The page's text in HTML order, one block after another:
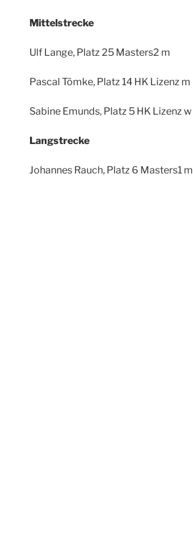
Mittelstrecke
Ulf Lange, Platz 25 Masters2 m
Pascal Tömke, Platz 14 HK Lizenz m
Sabine Emunds, Platz 5 HK Lizenz w
Langstrecke
Johannes Rauch, Platz 6 Masters1 m